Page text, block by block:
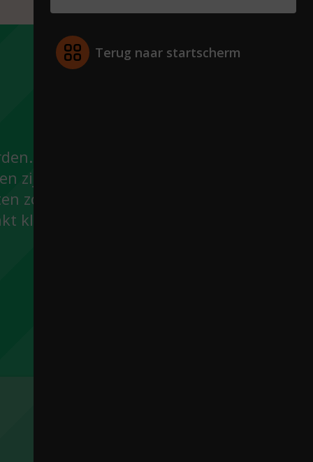
Terug naar startscherm
Klassieke
zijn
zoals viool,
klassieke